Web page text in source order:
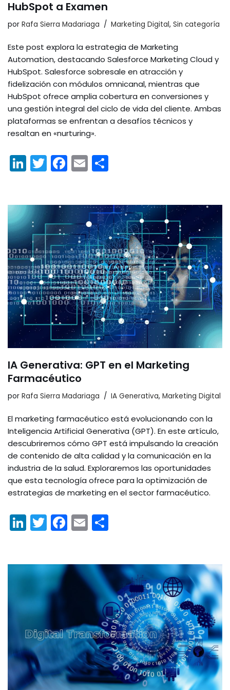
HubSpot a Examen
por Rafa Sierra Madariaga Marketing Digital, Sin categoría
Este post explora la estrategia de Marketing
Automation, destacando Salesforce Marketing Cloud y
HubSpot. Salesforce sobresale en atracción y
fidelización con módulos omnicanal, mientras que
HubSpot ofrece amplia cobertura en conversiones y
una gestión integral del ciclo de vida del cliente. Ambas
plataformas se enfrentan a desafíos técnicos y
resaltan en «nurturing».
Li
e
dI
n
T
er
F
e
b
o
o
k
E
l p
ar
tir
IA Generativa: GPT en el Marketing
Farmacéutico
por Rafa Sierra Madariaga IA Generativa, Marketing Digital
El marketing farmacéutico está evolucionando con la
Inteligencia Artificial Generativa (GPT). En este artículo,
descubriremos cómo GPT está impulsando la creación
de contenido de alta calidad y la comunicación en la
industria de la salud. Exploraremos las oportunidades
que esta tecnología ofrece para la optimización de
estrategias de marketing en el sector farmacéutico.
Li
n
e
n
T
w
er
F
a
e
o
k
E
m
l p
ar
tir